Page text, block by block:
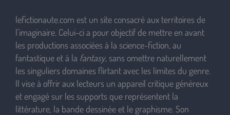
lefictionaute.com est un site consacré aux territoires de
l’imaginaire. Celui-ci a pour objectif de mettre en avant
les productions associées à la science-fiction, au
fantastique et à la fantasy, sans omettre naturellement
les singuliers domaines flirtant avec les limites du genre.
Il vise à offrir aux lecteurs un appareil critique généreux
et engagé sur les supports que représentent la
littérature, la bande dessinée et le graphisme. Son